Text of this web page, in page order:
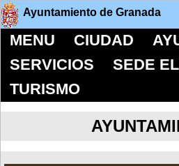
Ayuntamiento de Granada
MENU CIUDAD
SERVICIOS
SEDE
TURISMO